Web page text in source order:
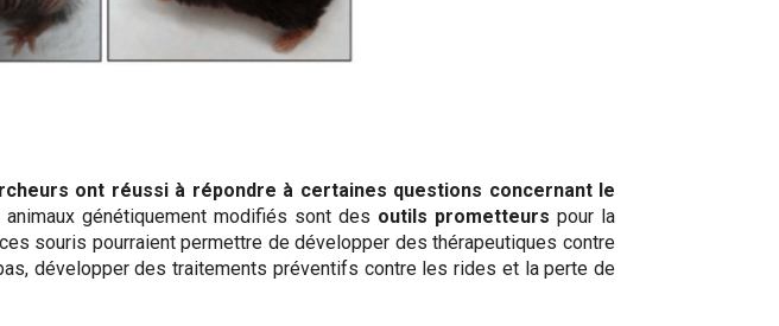
ont réussi à répondre à certaines questions concernant le
animaux génétiquement modifiés sont des outils prometteurs pour la
souris pourraient permettre de développer des thérapeutiques contre
développer des traitements préventifs contre les rides et la perte de